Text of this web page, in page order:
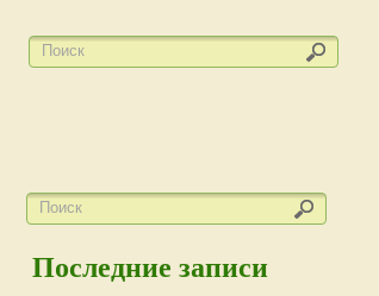
Последние записи